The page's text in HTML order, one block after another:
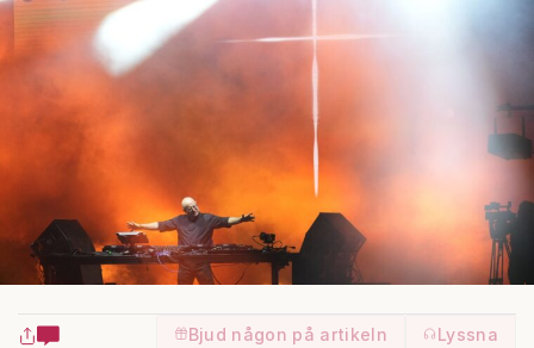
Bjud någon på artikeln
Lyssna